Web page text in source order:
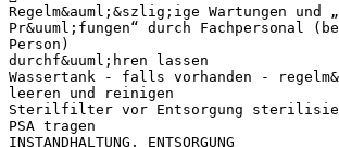
Regelm&auml;&szlig;ige Wartungen und
Pr&uuml;fungen“ durch Fachpersonal
Person)
durchf&uuml;hren lassen
Wassertank - falls vorhanden -
leeren und reinigen
Sterilfilter vor Entsorgung
PSA tragen
INSTANDHALTUNG, ENTSORGUNG